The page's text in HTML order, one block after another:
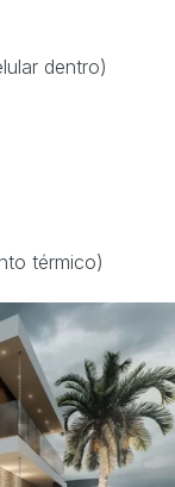
dentro)
térmico)